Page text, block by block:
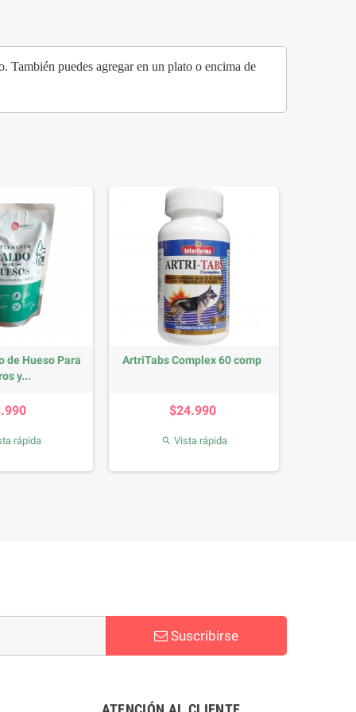
También puedes agregar en un plato o encima de
de Hueso Para
y...
rápida
ArtriTabs Complex 60 comp
$24.990
 Vista rápida
Suscribirse